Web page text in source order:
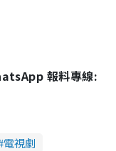
報料專線:
電視劇